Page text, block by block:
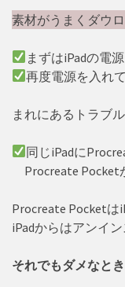
素材がうまくダウ
まずはiPadの電
再度電源を入れ
まれにあるトラブル
同じiPadに
Procreate Pocket
Procreate Pocket
iPadからはアンイ
それでもダメなとき